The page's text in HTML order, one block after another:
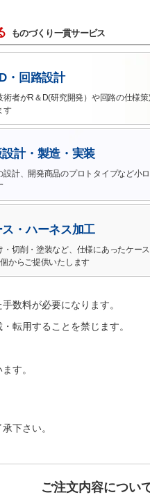
ものづくり一貫サービス
・回路設計
術者がR＆D(研究開発）や回路の仕様
す
計・製造・実装
設計、開発商品のプロトタイプなど小
・ハーネス加工
・切削・塗装など、仕様にあったケー
からご提供いたします
数料が必要になります。
転用することを禁じます。
す。
下さい。
ご注文内容につい